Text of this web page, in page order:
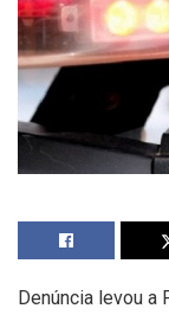
Denúncia levou a